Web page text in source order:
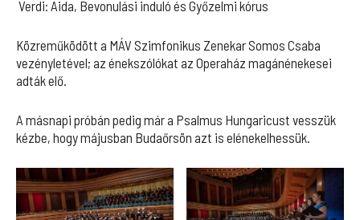
Verdi: Aida, Bevonulási induló és Győzelmi kórus
Közreműködött a MÁV Szimfonikus Zenekar Somos Csaba
vezényletével; az énekszólókat az Operaház magánénekesei
adták elő.
A másnapi próbán pedig már a Psalmus Hungaricust vesszük
kézbe, hogy májusban Budaőrsön azt is elénekelhessük.